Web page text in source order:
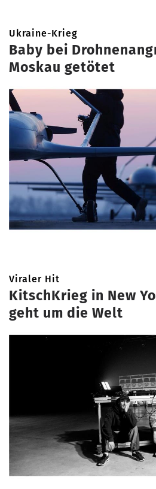
Ukraine-Krieg
Baby bei
Moskau getötet
Viraler Hit
KitschKrieg in New
geht um die Welt